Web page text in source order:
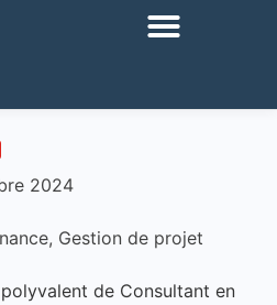
2024
, Gestion de projet
de Consultant en